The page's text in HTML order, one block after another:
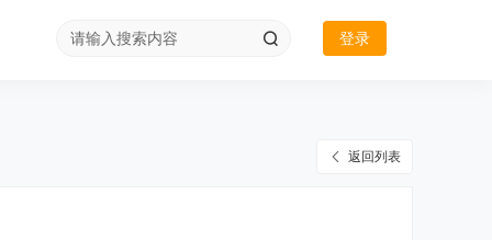
登录
返回列表